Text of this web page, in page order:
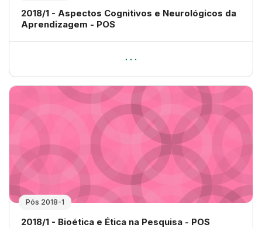
Nome da disciplina
2018/1 - Aspectos Cognitivos e Neurológicos da
Aprendizagem - POS
Pós 2018-1
Nome da disciplina
2018/1 - Bioética e Ética na Pesquisa - POS